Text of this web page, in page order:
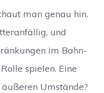
man genau hin.
und
im Bahn-
spielen. Eine
Umstände?